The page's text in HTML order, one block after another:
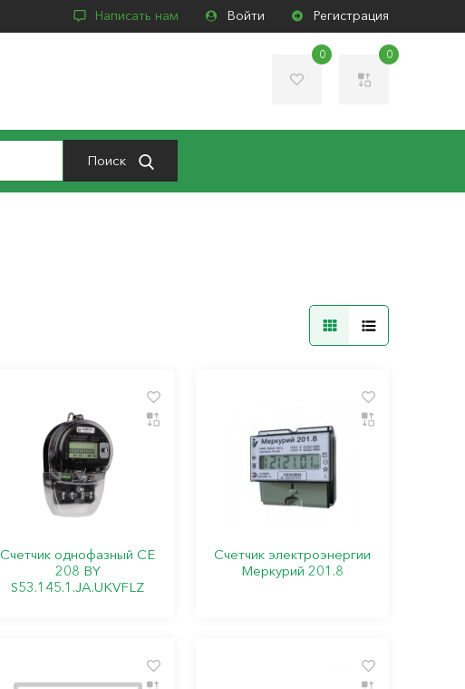
Написать нам Войти Регистрация
0 0
Поиск
Счетчик однофазный СЕ
208 BY
S53.145.1.JA.UKVFLZ
Счетчик электроэнергии
Меркурий 201.8